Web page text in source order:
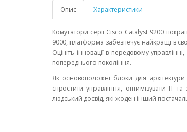
Опис Характеристики
Комутатори серії Cisco Catalyst 9200
9000, платформа забезпечує найкращі в
Оцініть інновації в передовому
попереднього покоління.
Як основоположні блоки для
спростити управління, оптимізувати ІТ
людський досвід, які жоден інший